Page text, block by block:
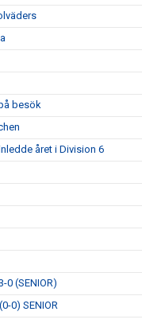
besök
året i Division 6
0 (SENIOR)
0) SENIOR